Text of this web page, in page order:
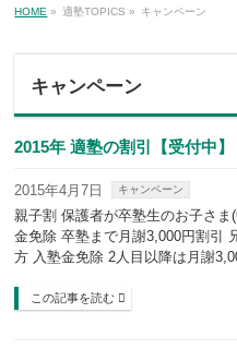
HOME » 適塾TOPICS » キャンペーン
キャンペーン
2015年 適塾の割引【受付中】
2015年4月7日 キャンペーン
親子割 保護者が卒塾生のお子さ
金免除 卒塾まで月謝3,000円割引
方 入塾金免除 2人目以降は月謝
この記事を読む